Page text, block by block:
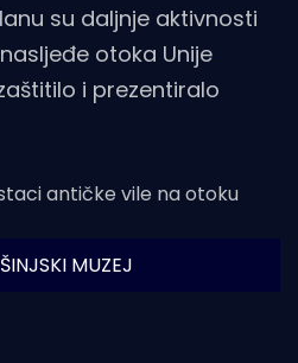
su daljnje aktivnosti
otoka Unije
i prezentiralo
MUZEJ